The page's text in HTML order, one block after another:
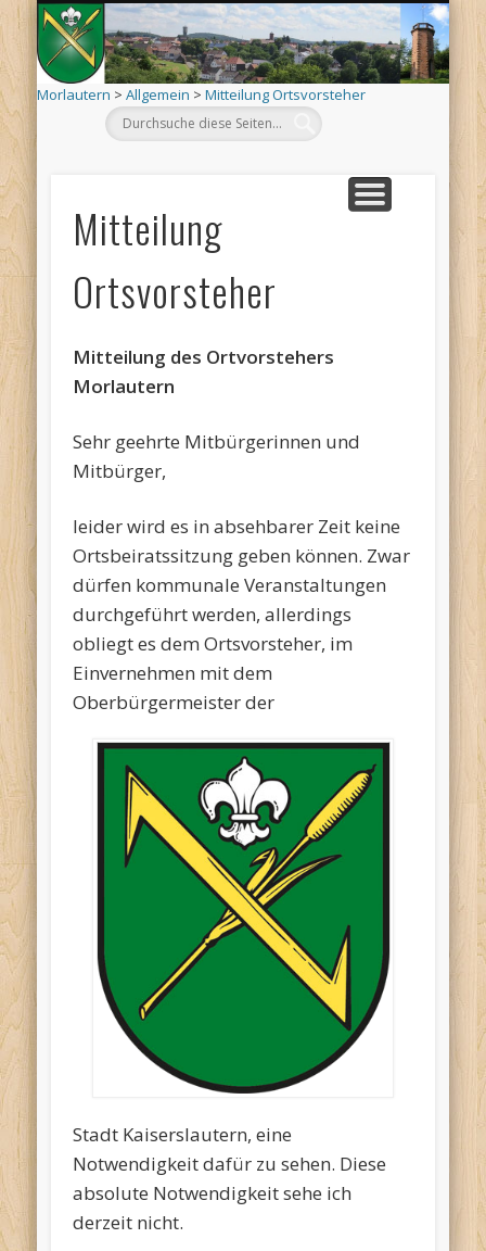
Morlautern > Allgemein > Mitteilung Ortsvorsteher
DEHÄM
AKTUELLES
TERMINE
ORTSINFO
SCHÄÄ
LÄÄWE
KIRCHEN
VEREINE
ARCHIV
LINKS
Mitteilung
Ortsvorsteher
Mitteilung des Ortvorstehers
Morlautern
Sehr geehrte Mitbürgerinnen und
Mitbürger,
leider wird es in absehbarer Zeit keine
Ortsbeiratssitzung geben können. Zwar
dürfen kommunale Veranstaltungen
durchgeführt werden, allerdings
obliegt es dem Ortsvorsteher, im
Einvernehmen mit dem
Oberbürgermeister der
Stadt Kaiserslautern, eine
Notwendigkeit dafür zu sehen. Diese
absolute Notwendigkeit sehe ich
derzeit nicht.